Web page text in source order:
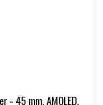
- 45 mm, AMOLED,